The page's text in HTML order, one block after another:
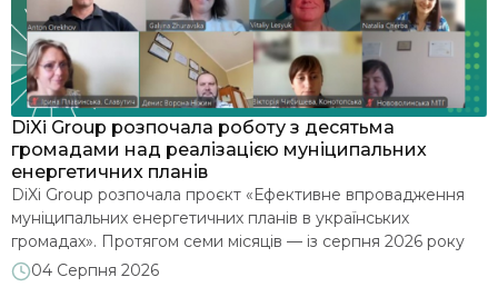
DiXi Group розпочала роботу з десятьма
громадами над реалізацією муніципальних
енергетичних планів
DiXi Group розпочала проєкт «Ефективне впровадження
муніципальних енергетичних планів в українських
громадах». Протягом семи місяців — із серпня 2026 року
до лютого 2027 року — команда допомагатиме десятьом
04 Серпня 2026